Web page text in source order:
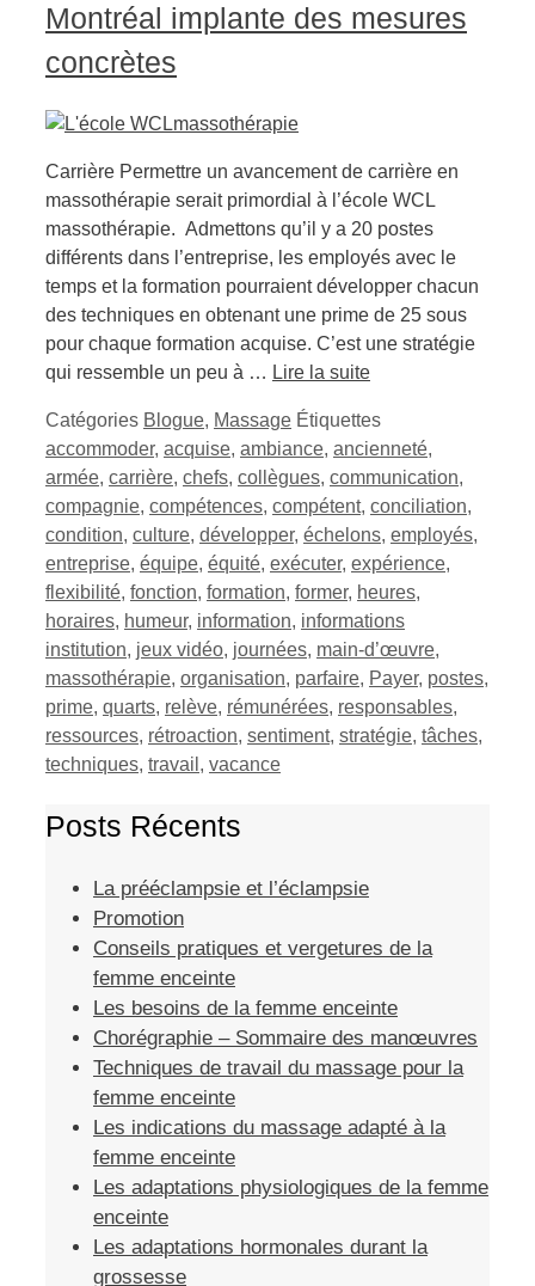
Montréal implante des mesures
concrètes
Carrière Permettre un avancement de carrière en
massothérapie serait primordial à l’école WCL
massothérapie. Admettons qu’il y a 20 postes
différents dans l’entreprise, les employés avec le
temps et la formation pourraient développer chacun
des techniques en obtenant une prime de 25 sous
pour chaque formation acquise. C’est une stratégie
qui ressemble un peu à … Lire la suite
Catégories Blogue, Massage Étiquettes
accommoder, acquise, ambiance, ancienneté,
armée, carrière, chefs, collègues, communication,
compagnie, compétences, compétent, conciliation,
condition, culture, développer, échelons, employés,
entreprise, équipe, équité, exécuter, expérience,
flexibilité, fonction, formation, former, heures,
horaires, humeur, information, informations
institution, jeux vidéo, journées, main-d’œuvre,
massothérapie, organisation, parfaire, Payer, postes,
prime, quarts, relève, rémunérées, responsables,
ressources, rétroaction, sentiment, stratégie, tâches,
techniques, travail , vacance
Posts Récents
La prééclampsie et l’éclampsie
Promotion
Conseils pratiques et vergetures de la
femme enceinte
Les besoins de la femme enceinte
Chorégraphie – Sommaire des manœuvres
Techniques de travail du massage pour la
femme enceinte
Les indications du massage adapté à la
femme enceinte
Les adaptations physiologiques de la femme
enceinte
Les adaptations hormonales durant la
grossesse